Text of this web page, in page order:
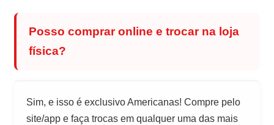
Posso comprar online e trocar na loja
física?
Sim, e isso é exclusivo Americanas! Compre pelo
site/app e faça trocas em qualquer uma das mais